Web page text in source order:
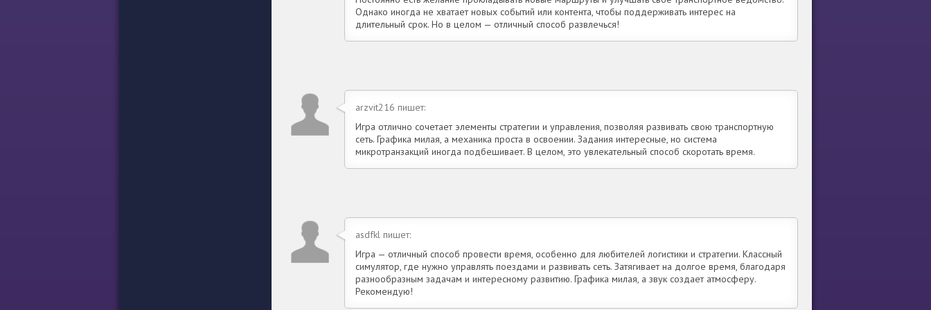
Однако иногда не хватает новых событий или контента, чтобы поддерживать интерес на
длительный срок. Но в целом — отличный способ развлечься!
arzvit216 пишет:
Игра отлично сочетает элементы стратегии и управления, позволяя развивать свою транспортную
сеть. Графика милая, а механика проста в освоении. Задания интересные, но система
микротранзакций иногда подбешивает. В целом, это увлекательный способ скоротать время.
asdfkl пишет:
Игра — отличный способ провести время, особенно для любителей логистики и стратегии. Классный
симулятор, где нужно управлять поездами и развивать сеть. Затягивает на долгое время, благодаря
разнообразным задачам и интересному развитию. Графика милая, а звук создает атмосферу.
Рекомендую!